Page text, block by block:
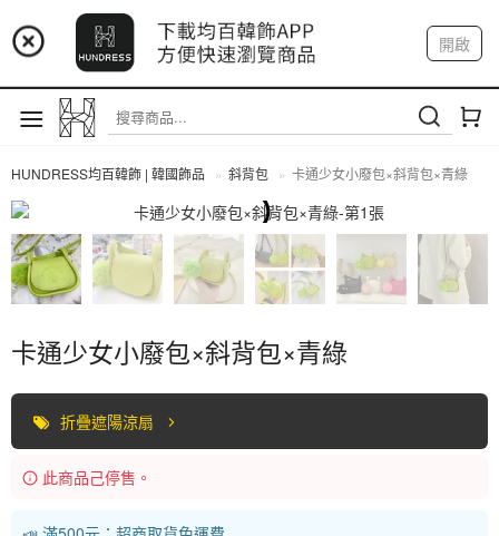
📢 市集預告：9/4-9/6 淡水捷運站
📢 市集預告：9/12-9/13 八里海巡基地
📢 市集預告：8/22-8/23 桃園青埔置地廣場
開啟
註冊 我的帳戶
HUNDRESS均百韓飾 | 韓國飾品 斜背包 卡通少女小廢包×斜背包×青綠
卡通少女小廢包×斜背包×青綠
折疊遮陽涼扇
此商品己停售。